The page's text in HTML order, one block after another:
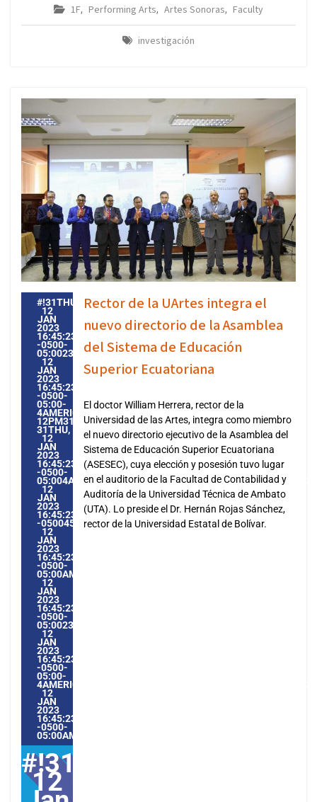
1F, Performing Arts, Artes Sonoras, Faculty
investigación
#!31THU,
12
JAN
2023
16:45:23
-0500-
05:002331#31THU,
12
JAN
2023
16:45:23
-0500-
05:00-
4AMERICA/GUAYAQUIL3131AMERICA/GUAYAQUIL202331
12PM31PM-
31THU,
12
JAN
2023
16:45:23
-0500-
05:004AMERICA/GUAYAQUIL3131AMERICA/
12
JAN
2023
16:45:23
-0500454451PMTHURSDAY=1009#!31THU,
12
JAN
2023
16:45:23
-0500-
05:00AMERICA/GUAYAQUIL1#JAN#!31THU,
12
JAN
2023
16:45:23
-0500-
05:002331#/31THU,
12
JAN
2023
16:45:23
-0500-
05:00-
4AMERICA/GUAYAQUIL3131AMERICA/
12
JAN
2023
16:45:23
-0500-
05:00AMERICA/GUAYAQUIL1#
#!31Thu,
12
Rector de la UArtes integra el
nuevo directorio de la Asamblea
del Sistema de Educación
Superior Ecuatoriana
El doctor William Herrera, rector de la
Universidad de las Artes, integra como miembro
el nuevo directorio ejecutivo de la Asamblea del
Sistema de Educación Superior Ecuatoriana
(ASESEC), cuya elección y posesión tuvo lugar
en el auditorio de la Facultad de Contabilidad y
Auditoría de la Universidad Técnica de Ambato
(UTA). Lo preside el Dr. Hernán Rojas Sánchez,
rector de la Universidad Estatal de Bolívar.